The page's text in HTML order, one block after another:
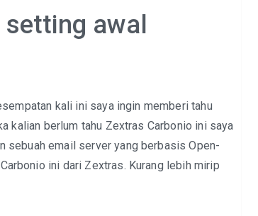
awal
kali ini saya ingin memberi tahu
kalian berlum tahu Zextras Carbonio ini saya
sebuah email server yang berbasis Open-
ini dari Zextras. Kurang lebih mirip